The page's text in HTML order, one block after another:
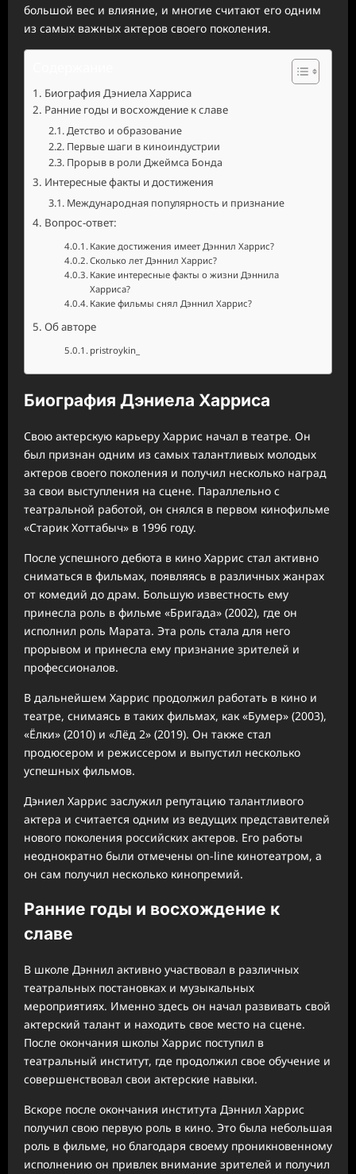
большой вес и влияние, и многие считают его одним
из самых важных актеров своего поколения.
Биография Дэниела Харриса
Ранние годы и восхождение к славе
Детство и образование
Первые шаги в киноиндустрии
Прорыв в роли Джеймса Бонда
Интересные факты и достижения
Международная популярность и признание
Вопрос-ответ:
Какие достижения имеет Дэннил Харрис?
Сколько лет Дэннил Харрис?
Какие интересные факты о жизни Дэннила
Харриса?
Какие фильмы снял Дэннил Харрис?
Об авторе
pristroykin_
Биография Дэниела Харриса
Свою актерскую карьеру Харрис начал в театре. Он
был признан одним из самых талантливых молодых
актеров своего поколения и получил несколько наград
за свои выступления на сцене. Параллельно с
театральной работой, он снялся в первом кинофильме
«Старик Хоттабыч» в 1996 году.
После успешного дебюта в кино Харрис стал активно
сниматься в фильмах, появляясь в различных жанрах
от комедий до драм. Большую известность ему
принесла роль в фильме «Бригада» (2002), где он
исполнил роль Марата. Эта роль стала для него
прорывом и принесла ему признание зрителей и
профессионалов.
В дальнейшем Харрис продолжил работать в кино и
театре, снимаясь в таких фильмах, как «Бумер» (2003),
«Ёлки» (2010) и «Лёд 2» (2019). Он также стал
продюсером и режиссером и выпустил несколько
успешных фильмов.
Дэниел Харрис заслужил репутацию талантливого
актера и считается одним из ведущих представителей
нового поколения российских актеров. Его работы
неоднократно были отмечены on-line кинотеатром, а
он сам получил несколько кинопремий.
Ранние годы и восхождение к
славе
В школе Дэннил активно участвовал в различных
театральных постановках и музыкальных
мероприятиях. Именно здесь он начал развивать свой
актерский талант и находить свое место на сцене.
После окончания школы Харрис поступил в
театральный институт, где продолжил свое обучение и
совершенствовал свои актерские навыки.
Вскоре после окончания института Дэннил Харрис
получил свою первую роль в кино. Это была небольшая
роль в фильме, но благодаря своему проникновенному
исполнению он привлек внимание зрителей и получил